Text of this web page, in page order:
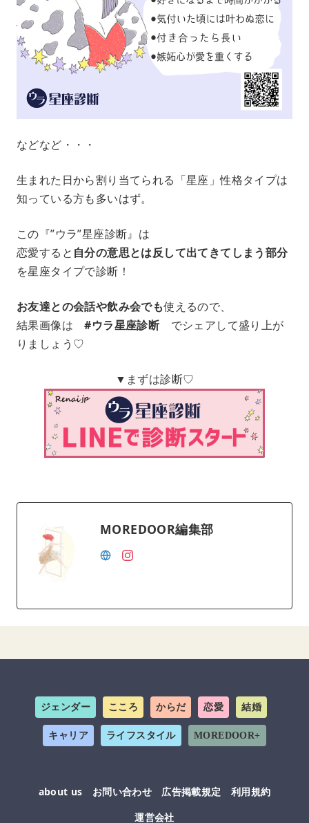
などなど・・・
生まれた日から割り当てられる「星座」性格タイプは
知っている方も多いはず。
この『”ウラ”星座診断』は
恋愛すると 自分の意思とは反して出てきてしまう部分
を星座タイプで診断！
お友達との会話や飲み会でも使えるので、
結果画像は#ウラ星座診断 でシェアして盛り上が
りましょう♡
▼まずは診断♡
MOREDOOR編集部
ジェンダー こころ からだ 恋愛 結婚
キャリア ライフスタイル MOREDOOR+
about us お問い合わせ 広告掲載規定
利用規約
運営会社